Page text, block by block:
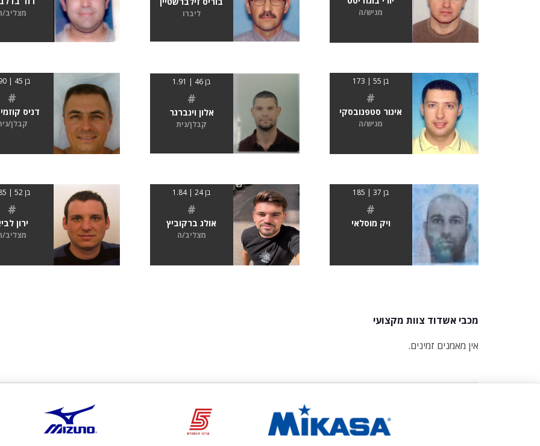
מגיש/ה ליברו מצליב/
בן 55 | 173
#
איגור סטפנובסקי
מגיש/ה
בן 46 | 1.91
#
אלון וינברגר
קבלן/נית
בן 45 | 190
#
דניס
קבלן/
בן 37 | 185
#
ויק מוסלאי
בן 24 | 1.84
#
אולג ברקוביץ
מצליב/ה
בן 52 | 185
#
ירון
מצליב/
מכבי אשדוד צוות מקצועי
אין מאמנים זמינים.